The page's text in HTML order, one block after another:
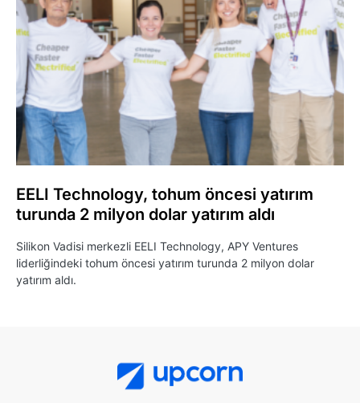
EELI Technology, tohum öncesi yatırım
turunda 2 milyon dolar yatırım aldı
Silikon Vadisi merkezli EELI Technology, APY Ventures
liderliğindeki tohum öncesi yatırım turunda 2 milyon dolar
yatırım aldı.